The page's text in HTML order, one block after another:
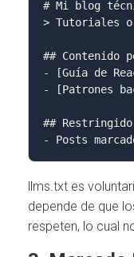
# Mi blog
> Tutoriales
## Contenido
- [Guía de
- [Patrones
## Restringido
- Posts
llms.txt es
depende de que
respeten, lo cual